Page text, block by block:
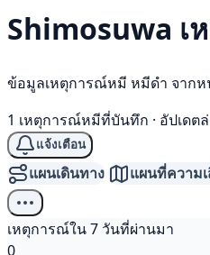
Shimosuwa เ
ข้อมูลเหตุการณ์หมี หมีดำ จากห
1 เหตุการณ์หมีที่บันทึก · อัปเดต
แจ้งเตือน
แผนเดินทาง แผนที่ความ
เหตุการณ์ใน 7 วันที่ผ่านมา
0